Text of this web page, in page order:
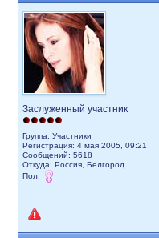
Заслуженный участник
Группа: Участники
Регистрация: 4 мая 2005, 09:21
Сообщений: 5618
Откуда: Россия, Белгород
Пол: